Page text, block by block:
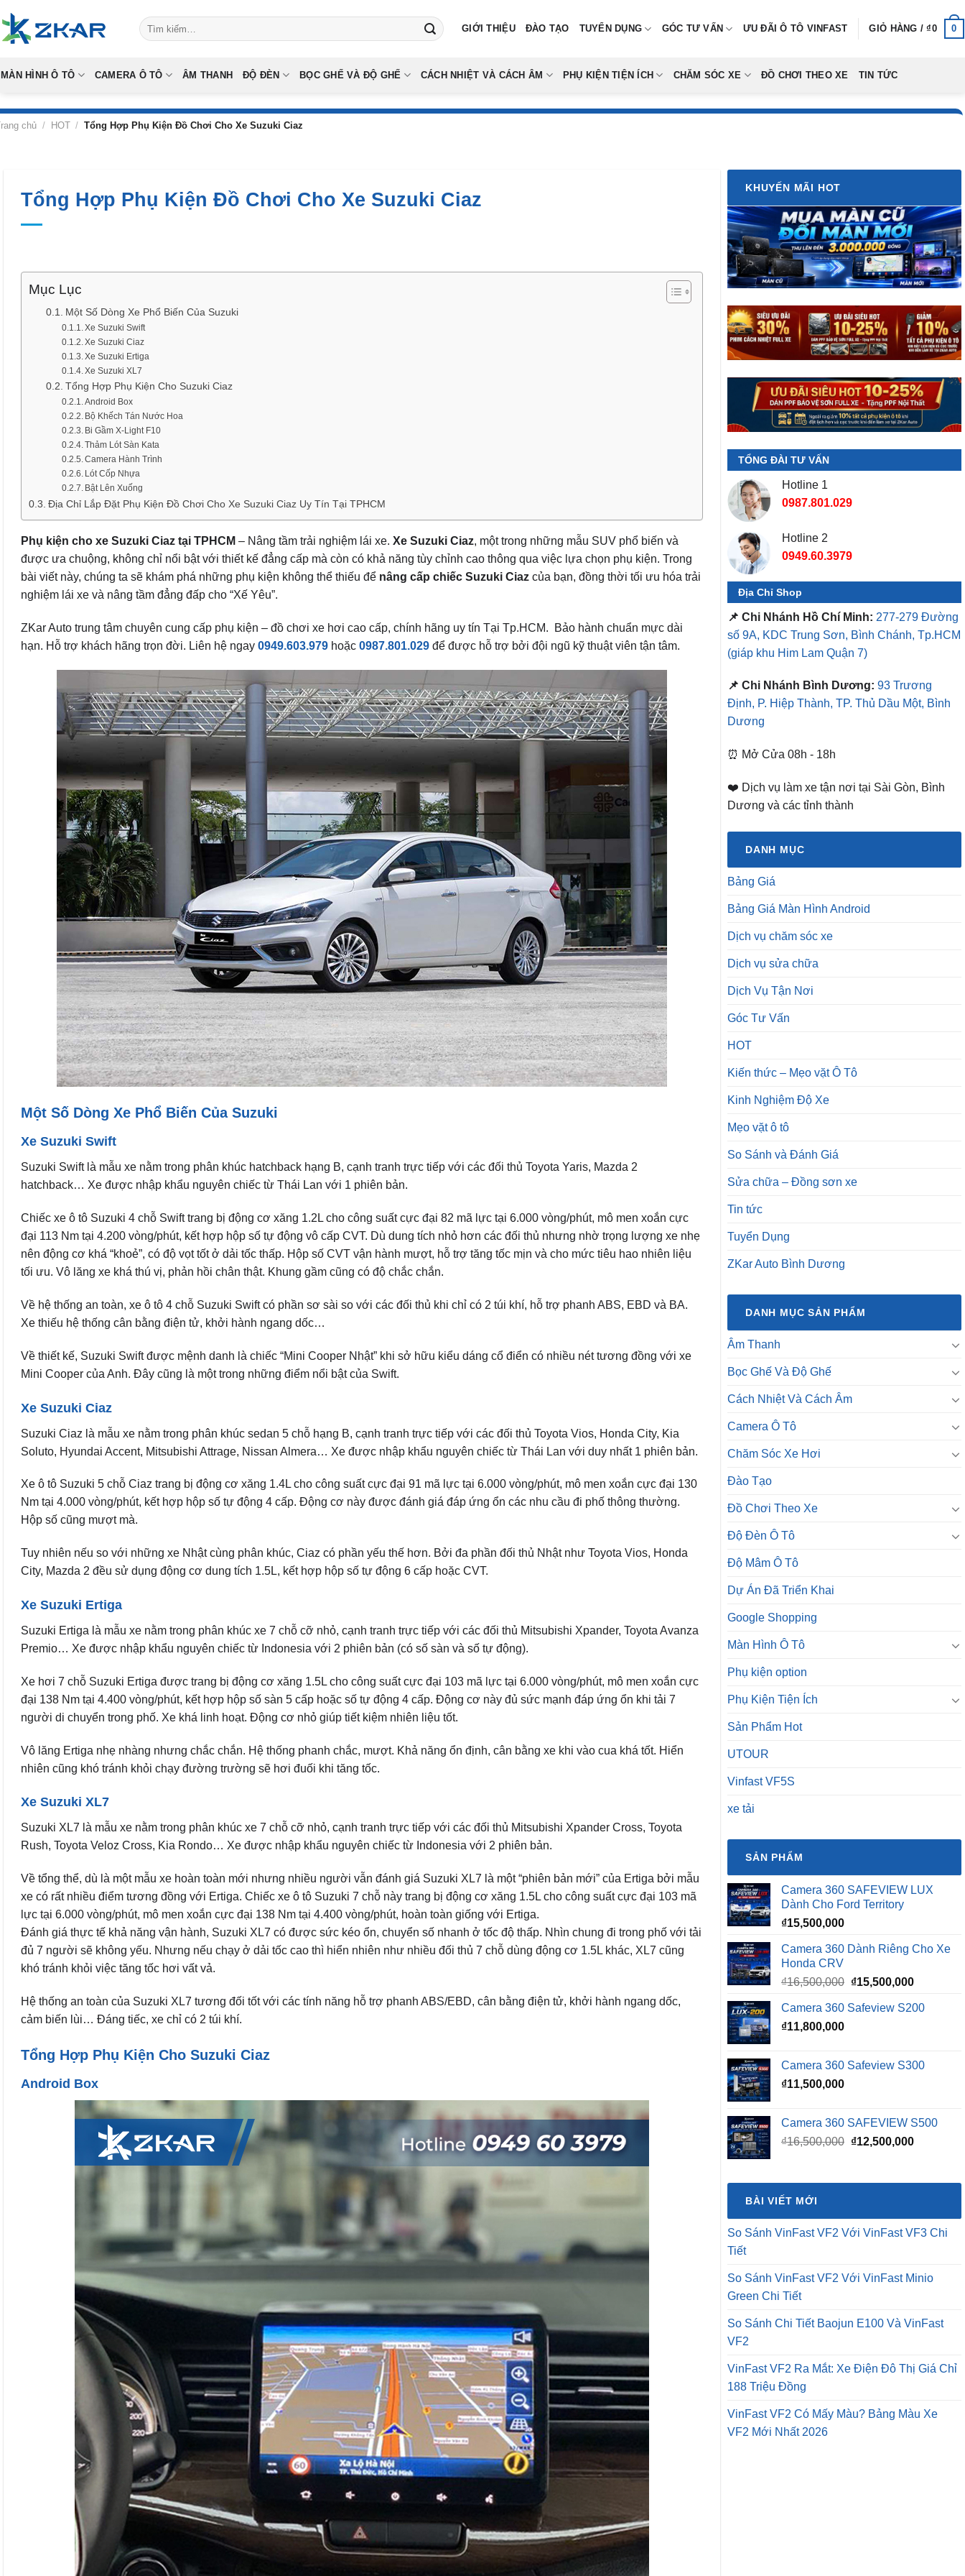
to
content
Tìm
kiếm:
GIỚI THIỆU ĐÀO TẠO TUYỂN DỤNG GÓC TƯ VẤN ƯU ĐÃI Ô TÔ VINFAST GIỎ HÀNG /₫0 0
MÀN HÌNH Ô TÔ CAMERA Ô TÔ ÂM THANH ĐỘ ĐÈN BỌC GHẾ VÀ ĐỘ GHẾ CÁCH NHIỆT VÀ CÁCH ÂM PHỤ KIỆN TIỆN ÍCH CHĂM SÓC XE ĐỒ CHƠI THEO XE TIN TỨC
chủ / HOT / Tổng Hợp Phụ Kiện Đồ Chơi Cho Xe Suzuki Ciaz
Tổng Hợp Phụ Kiện Đồ Chơi Cho Xe Suzuki Ciaz
Mục Lục
Một Số Dòng Xe Phổ Biến Của Suzuki
Xe Suzuki Swift
Xe Suzuki Ciaz
Xe Suzuki Ertiga
Xe Suzuki XL7
Tổng Hợp Phụ Kiện Cho Suzuki Ciaz
Android Box
Bộ Khếch Tán Nước Hoa
Bi Gầm X-Light F10
Thảm Lót Sàn Kata
Camera Hành Trình
Lót Cốp Nhựa
Bật Lên Xuống
Địa Chỉ Lắp Đặt Phụ Kiện Đồ Chơi Cho Xe Suzuki Ciaz Uy Tín Tại TPHCM
Phụ kiện cho xe Suzuki Ciaz tại TPHCM – Nâng tầm trải nghiệm lái xe. Xe Suzuki Ciaz, một trong những mẫu SUV phổ biến và
được ưa chuộng, không chỉ nổi bật với thiết kế đẳng cấp mà còn có khả năng tùy chỉnh cao thông qua việc lựa chọn phụ kiện. Trong
bài viết này, chúng ta sẽ khám phá những phụ kiện không thể thiếu để nâng cấp chiếc Suzuki Ciaz của bạn, đồng thời tối ưu hóa trải
nghiệm lái xe và nâng tầm đẳng đấp cho “Xế Yêu”.
ZKar Auto trung tâm chuyên cung cấp phụ kiện – đồ chơi xe hơi cao cấp, chính hãng uy tín Tại Tp.HCM. Bảo hành chuẩn mực dài
hạn. Hỗ trợ khách hãng trọn đời. Liên hệ ngay 0949.603.979 hoặc 0987.801.029 để được hỗ trợ bởi đội ngũ kỹ thuật viên tận tâm.
Một Số Dòng Xe Phổ Biến Của Suzuki
Xe Suzuki Swift
Suzuki Swift là mẫu xe nằm trong phân khúc hatchback hạng B, cạnh tranh trực tiếp với các đối thủ Toyota Yaris, Mazda 2
hatchback… Xe được nhập khẩu nguyên chiếc từ Thái Lan với 1 phiên bản.
Chiếc xe ô tô Suzuki 4 chỗ Swift trang bị động cơ xăng 1.2L cho công suất cực đại 82 mã lực tại 6.000 vòng/phút, mô men xoắn cực
đại 113 Nm tại 4.200 vòng/phút, kết hợp hộp số tự động vô cấp CVT. Dù dung tích nhỏ hơn các đối thủ nhưng nhờ trọng lượng xe nhẹ
nên động cơ khá “khoẻ”, có độ vọt tốt ở dải tốc thấp. Hộp số CVT vận hành mượt, hỗ trợ tăng tốc mịn và cho mức tiêu hao nhiên liệu
tối ưu. Vô lăng xe khá thú vị, phản hồi chân thật. Khung gầm cũng có độ chắc chắn.
Về hệ thống an toàn, xe ô tô 4 chỗ Suzuki Swift có phần sơ sài so với các đối thủ khi chỉ có 2 túi khí, hỗ trợ phanh ABS, EBD và BA.
Xe thiếu hệ thống cân bằng điện tử, khởi hành ngang dốc…
Về thiết kế, Suzuki Swift được mệnh danh là chiếc “Mini Cooper Nhật” khi sở hữu kiểu dáng cổ điển có nhiều nét tương đồng với xe
Mini Cooper của Anh. Đây cũng là một trong những điểm nổi bật của Swift.
Xe Suzuki Ciaz
Suzuki Ciaz là mẫu xe nằm trong phân khúc sedan 5 chỗ hạng B, cạnh tranh trực tiếp với các đối thủ Toyota Vios, Honda City, Kia
Soluto, Hyundai Accent, Mitsubishi Attrage, Nissan Almera… Xe được nhập khẩu nguyên chiếc từ Thái Lan với duy nhất 1 phiên bản.
Xe ô tô Suzuki 5 chỗ Ciaz trang bị động cơ xăng 1.4L cho công suất cực đại 91 mã lực tại 6.000 vòng/phút, mô men xoắn cực đại 130
Nm tại 4.000 vòng/phút, kết hợp hộp số tự động 4 cấp. Động cơ này được đánh giá đáp ứng ổn các nhu cầu đi phố thông thường.
Hộp số cũng mượt mà.
Tuy nhiên nếu so với những xe Nhật cùng phân khúc, Ciaz có phần yếu thế hơn. Bởi đa phần đối thủ Nhật như Toyota Vios, Honda
City, Mazda 2 đều sử dụng động cơ dung tích 1.5L, kết hợp hộp số tự động 6 cấp hoặc CVT.
Xe Suzuki Ertiga
Suzuki Ertiga là mẫu xe nằm trong phân khúc xe 7 chỗ cỡ nhỏ, cạnh tranh trực tiếp với các đối thủ Mitsubishi Xpander, Toyota Avanza
Premio… Xe được nhập khẩu nguyên chiếc từ Indonesia với 2 phiên bản (có số sàn và số tự động).
Xe hơi 7 chỗ Suzuki Ertiga được trang bị động cơ xăng 1.5L cho công suất cực đại 103 mã lực tại 6.000 vòng/phút, mô men xoắn cực
đại 138 Nm tại 4.400 vòng/phút, kết hợp hộp số sàn 5 cấp hoặc số tự động 4 cấp. Động cơ này đủ sức mạnh đáp ứng ổn khi tải 7
người di chuyển trong phố. Xe khá linh hoạt. Động cơ nhỏ giúp tiết kiệm nhiên liệu tốt.
Vô lăng Ertiga nhẹ nhàng nhưng chắc chắn. Hệ thống phanh chắc, mượt. Khả năng ổn định, cân bằng xe khi vào cua khá tốt. Hiển
nhiên cũng khó tránh khỏi chạy đường trường sẽ hơi đuối khi tăng tốc.
Xe Suzuki XL7
Suzuki XL7 là mẫu xe nằm trong phân khúc xe 7 chỗ cỡ nhỏ, cạnh tranh trực tiếp với các đối thủ Mitsubishi Xpander Cross, Toyota
Rush, Toyota Veloz Cross, Kia Rondo… Xe được nhập khẩu nguyên chiếc từ Indonesia với 2 phiên bản.
Về tổng thể, dù là một mẫu xe hoàn toàn mới nhưng nhiều người vẫn đánh giá Suzuki XL7 là một “phiên bản mới” của Ertiga bởi mẫu
xe có rất nhiều điểm tương đồng với Ertiga. Chiếc xe ô tô Suzuki 7 chỗ này trang bị động cơ xăng 1.5L cho công suất cực đại 103 mã
lực tại 6.000 vòng/phút, mô men xoắn cực đại 138 Nm tại 4.400 vòng/phút, hoàn toàn giống với Ertiga.
Đánh giá thực tế khả năng vận hành, Suzuki XL7 có được sức kéo ổn, chuyển số nhanh ở tốc độ thấp. Nhìn chung đi trong phố với tải
đủ 7 người sẽ không yếu. Nhưng nếu chạy ở dải tốc cao thì hiển nhiên như nhiều đối thủ 7 chỗ dùng động cơ 1.5L khác, XL7 cũng
khó tránh khỏi việc tăng tốc hơi vất vả.
Hệ thống an toàn của Suzuki XL7 tương đối tốt với các tính năng hỗ trợ phanh ABS/EBD, cân bằng điện tử, khởi hành ngang dốc,
cảm biến lùi… Đáng tiếc, xe chỉ có 2 túi khí.
Tổng Hợp Phụ Kiện Cho Suzuki Ciaz
Android Box
KHUYẾN MÃI HOT
TỔNG ĐÀI TƯ VẤN
Hotline 1
0987.801.029
Hotline 2
0949.60.3979
Địa Chỉ Shop
📌 Chi Nhánh Hồ Chí Minh: 277-279 Đường
số 9A, KDC Trung Sơn, Bình Chánh, Tp.HCM
(giáp khu Him Lam Quận 7)
📌 Chi Nhánh Bình Dương: 93 Trương
Định, P. Hiệp Thành, TP. Thủ Dầu Một, Bình
Dương
⏰ Mở Cửa 08h - 18h
❤️ Dịch vụ làm xe tận nơi tại Sài Gòn, Bình
Dương và các tỉnh thành
DANH MỤC
Bảng Giá
Bảng Giá Màn Hình Android
Dịch vụ chăm sóc xe
Dịch vụ sửa chữa
Dịch Vụ Tận Nơi
Góc Tư Vấn
HOT
Kiến thức – Mẹo vặt Ô Tô
Kinh Nghiệm Độ Xe
Mẹo vặt ô tô
So Sánh và Đánh Giá
Sửa chữa – Đồng sơn xe
Tin tức
Tuyển Dụng
ZKar Auto Bình Dương
DANH MỤC SẢN PHẨM
Âm Thanh
Bọc Ghế Và Độ Ghế
Cách Nhiệt Và Cách Âm
Camera Ô Tô
Chăm Sóc Xe Hơi
Đào Tạo
Đồ Chơi Theo Xe
Độ Đèn Ô Tô
Độ Mâm Ô Tô
Dự Án Đã Triển Khai
Google Shopping
Màn Hình Ô Tô
Phụ kiện option
Phụ Kiện Tiện Ích
Sản Phẩm Hot
UTOUR
Vinfast VF5S
xe tải
SẢN PHẨM
Camera 360 SAFEVIEW LUX
Dành Cho Ford Territory
₫15,500,000
Camera 360 Dành Riêng Cho Xe
Honda CRV
₫16,500,000 Giá
là:
₫15,500,000Giá
tại
Camera 360 Safeview S200
₫11,800,000
Camera 360 Safeview S300
₫11,500,000
Camera 360 SAFEVIEW S500
₫16,500,000 Giá
₫16,500,000.
₫12,500,000Giá
là:
BÀI VIẾT MỚI
So Sánh VinFast VF2 Với VinFast VF3 Chi
Tiết
So Sánh VinFast VF2 Với VinFast Minio
Green Chi Tiết
So Sánh Chi Tiết Baojun E100 Và VinFast
VF2
VinFast VF2 Ra Mắt: Xe Điện Đô Thị Giá Chỉ
188 Triệu Đồng
VinFast VF2 Có Mấy Màu? Bảng Màu Xe
VF2 Mới Nhất 2026